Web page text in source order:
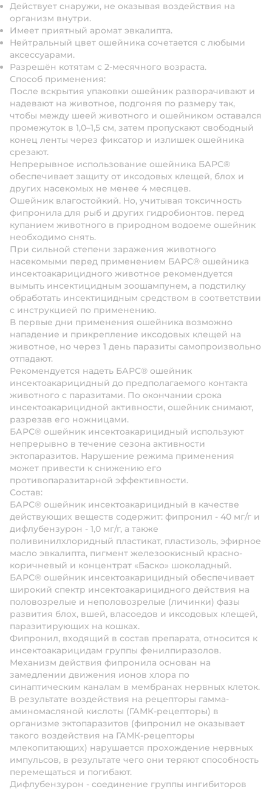
Действует снаружи, не оказывая воздействия на
организм внутри.
Имеет приятный аромат эвкалипта.
Нейтральный цвет ошейника сочетается с любыми
аксессуарами.
Разрешён котятам с 2-месячного возраста.
Способ применения:
После вскрытия упаковки ошейник разворачивают и
надевают на животное, подгоняя по размеру так,
чтобы между шеей животного и ошейником оставался
промежуток в 1,0–1,5 см, затем пропускают свободный
конец ленты через фиксатор и излишек ошейника
срезают.
Непрерывное использование ошейника БАРС®
обеспечивает защиту от иксодовых клещей, блох и
других насекомых не менее 4 месяцев.
Ошейник влагостойкий. Но, учитывая токсичность
фипронила для рыб и других гидробионтов. перед
купанием животного в природном водоеме ошейник
необходимо снять.
При сильной степени заражения животного
насекомыми перед применением БАРС® ошейника
инсектоакарицидного животное рекомендуется
вымыть инсектицидным зоошампунем, а подстилку
обработать инсектицидным средством в соответствии
с инструкцией по применению.
В первые дни применения ошейника возможно
нападение и прикрепление иксодовых клещей на
животное, но через 1 день паразиты самопроизвольно
отпадают.
Рекомендуется надеть БАРС® ошейник
инсектоакарицидный до предполагаемого контакта
животного с паразитами. По окончании срока
инсектоакарицидной активности, ошейник снимают,
разрезав его ножницами.
БАРС® ошейник инсектоакарицидный используют
непрерывно в течение сезона активности
эктопаразитов. Нарушение режима применения
может привести к снижению его
противопаразитарной эффективности.
Состав:
БАРС® ошейник инсектоакарицидный в качестве
действующих веществ содержит: фипронил - 40 мг/г и
дифлубензурон - 1,0 мг/г, а также
поливинилхлоридный пластикат, пластизоль, эфирное
масло эвкалипта, пигмент железоокисный красно-
коричневый и концентрат «Баско» шоколадный.
БАРС® ошейник инсектоакарицидный обеспечивает
широкий спектр инсектоакарицидного действия на
половозрелые и неполовозрелые (личинки) фазы
развития блох, вшей, власоедов и иксодовых клещей,
паразитирующих на кошках.
Фипронил, входящий в состав препарата, относится к
инсектоакарицидам группы фенилпиразолов.
Механизм действия фипронила основан на
замедлении движения ионов хлора по
синаптическим каналам в мембранах нервных клеток.
В результате воздействия на рецепторы гамма-
аминомасляной кислоты (ГАМК-рецепторы) в
организме эктопаразитов (фипронил не оказывает
такого воздействия на ГАМК-рецепторы
млекопитающих) нарушается прохождение нервных
импульсов, в результате чего они теряют способность
перемещаться и погибают.
Дифлубензурон - соединение группы ингибиторов